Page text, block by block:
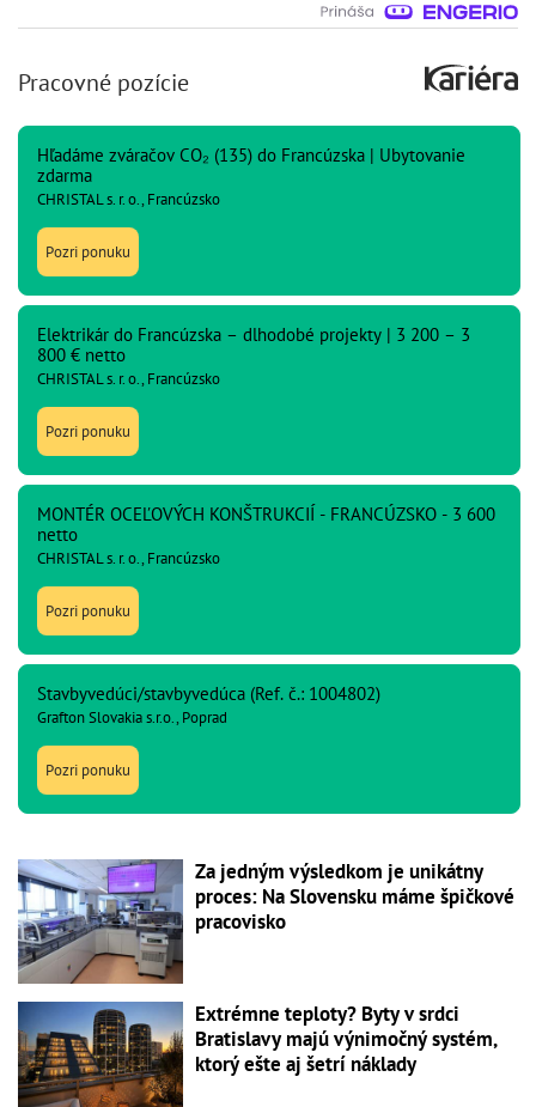
Pracovné pozície
Hľadáme zváračov CO₂ (135) do Francúzska | Ubytovanie
zdarma
CHRISTAL s. r. o., Francúzsko
Pozri ponuku
Elektrikár do Francúzska – dlhodobé projekty | 3 200 – 3
800 € netto
CHRISTAL s. r. o., Francúzsko
Pozri ponuku
MONTÉR OCEĽOVÝCH KONŠTRUKCIÍ - FRANCÚZSKO - 3 600
netto
CHRISTAL s. r. o., Francúzsko
Pozri ponuku
Stavbyvedúci/stavbyvedúca (Ref. č.: 1004802)
Grafton Slovakia s.r.o., Poprad
Pozri ponuku
Za jedným výsledkom je unikátny
proces: Na Slovensku máme špičkové
pracovisko
Extrémne teploty? Byty v srdci
Bratislavy majú výnimočný systém,
ktorý ešte aj šetrí náklady